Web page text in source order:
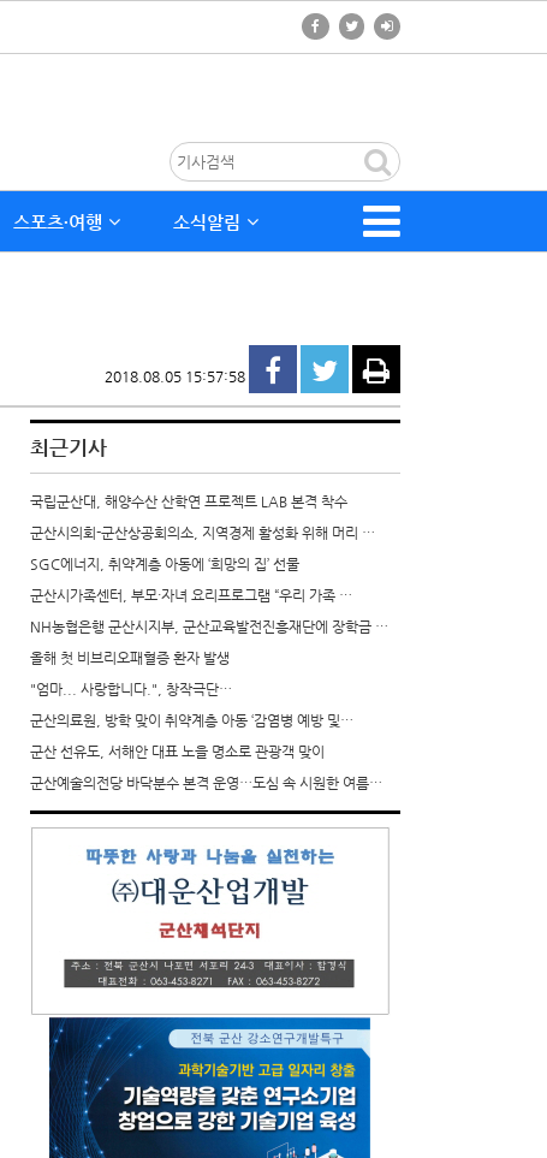
스포츠∙여행 소식알림
2018.08.05 15:57:58
최근기사
국립군산대, 해양수산 산학연 프로젝트 LAB 본격 착수
군산시의회-군산상공회의소, 지역경제 활성화 위해 머리 …
SGC에너지, 취약계층 아동에 ‘희망의 집’ 선물
군산시가족센터, 부모·자녀 요리프로그램 “우리 가족 …
NH농협은행 군산시지부, 군산교육발전진흥재단에 장학금 …
올해 첫 비브리오패혈증 환자 발생
"엄마... 사랑합니다.", 창작극단…
군산의료원, 방학 맞이 취약계층 아동 ‘감염병 예방 및…
군산 선유도, 서해안 대표 노을 명소로 관광객 맞이
군산예술의전당 바닥분수 본격 운영…도심 속 시원한 여름…